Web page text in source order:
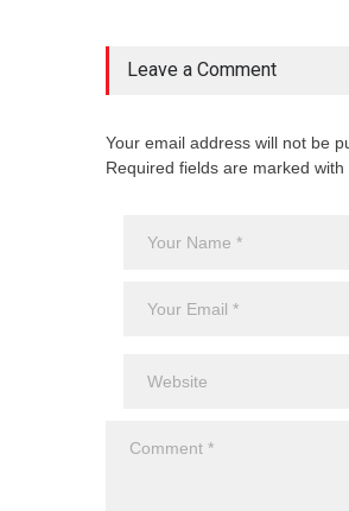
Leave a Comment
Your email address will not be
Required fields are marked with